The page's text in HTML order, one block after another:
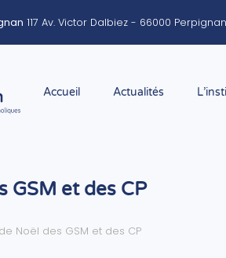
117 Av. Victor Dalbiez - 66000 Perpignan
Accueil Actualités
GSM et des CP
Noël des GSM et des CP